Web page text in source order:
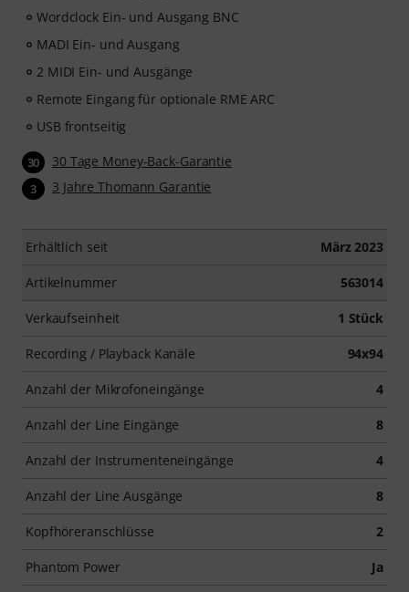
Wordclock Ein- und Ausgang BNC
MADI Ein- und Ausgang
2 MIDI Ein- und Ausgänge
Remote Eingang für optionale RME ARC
USB frontseitig
30 30 Tage Money-Back-Garantie
3 3 Jahre Thomann Garantie
Erhältlich seit März 2023
Artikelnummer 563014
Verkaufseinheit 1 Stück
Recording / Playback Kanäle 94x94
Anzahl der Mikrofoneingänge 4
Anzahl der Line Eingänge 8
Anzahl der Instrumenteneingänge 4
Anzahl der Line Ausgänge 8
Kopfhöreranschlüsse 2
Phantom Power Ja